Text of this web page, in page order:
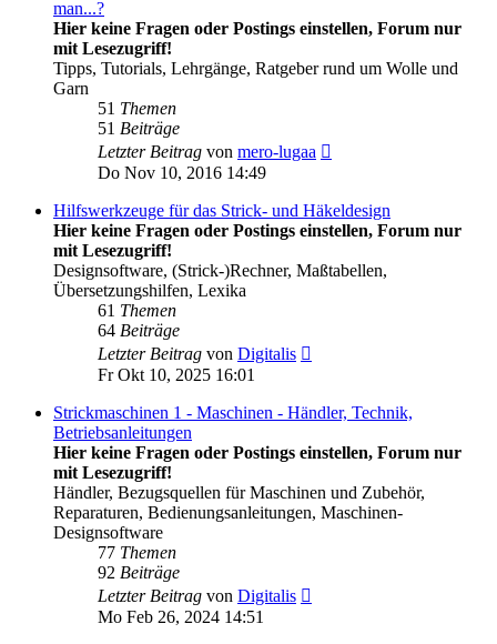
man...?
Hier keine Fragen oder Postings einstellen, Forum nur
mit Lesezugriff!
Tipps, Tutorials, Lehrgänge, Ratgeber rund um Wolle und
Garn
51 Themen
51 Beiträge
Letzter Beitrag von mero-lugaa
Do Nov 10, 2016 14:49
Hilfswerkzeuge für das Strick- und Häkeldesign
Hier keine Fragen oder Postings einstellen, Forum nur
mit Lesezugriff!
Designsoftware, (Strick-)Rechner, Maßtabellen,
Übersetzungshilfen, Lexika
61 Themen
64 Beiträge
Letzter Beitrag von Digitalis
Fr Okt 10, 2025 16:01
Strickmaschinen 1 - Maschinen - Händler, Technik,
Betriebsanleitungen
Hier keine Fragen oder Postings einstellen, Forum nur
mit Lesezugriff!
Händler, Bezugsquellen für Maschinen und Zubehör,
Reparaturen, Bedienungsanleitungen, Maschinen-
Designsoftware
77 Themen
92 Beiträge
Letzter Beitrag von Digitalis
Mo Feb 26, 2024 14:51